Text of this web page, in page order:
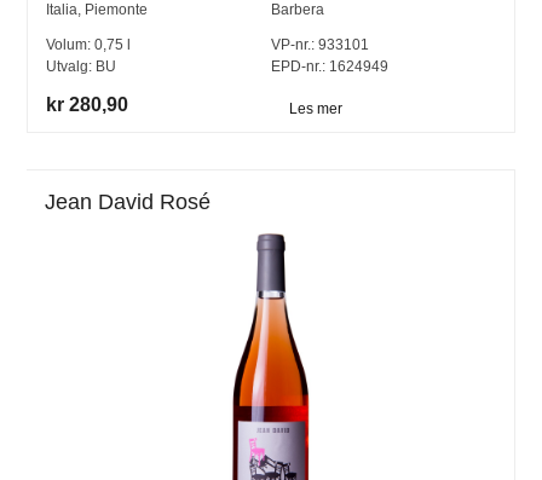
Italia, Piemonte Barbera
Volum:0,75
Utvalg: BU
VP-nr.: 933101
EPD-nr.: 1624949
kr 280,90 Les mer
Jean David Rosé